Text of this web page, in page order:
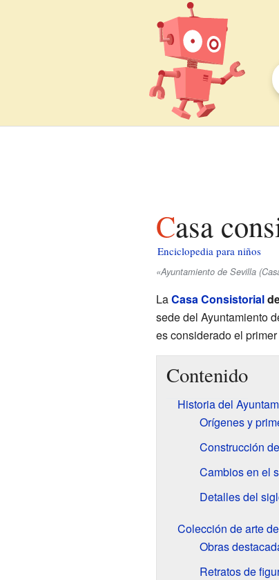
Casa
Enciclopedia para niños
«Ayuntamiento de Sevilla
LaCasa Consistorial
sede del Ayuntamiento
es considerado el
Contenido
Historia del
Orígenes y
Construcción
Cambios en el
Detalles del
Colección de arte
Obras
Retratos de